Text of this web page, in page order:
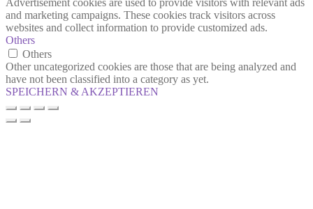
and marketing campaigns. These cookies track visitors across
websites and collect information to provide customized ads.
Others
Others
Other uncategorized cookies are those that are being analyzed and
have not been classified into a category as yet.
SPEICHERN & AKZEPTIEREN